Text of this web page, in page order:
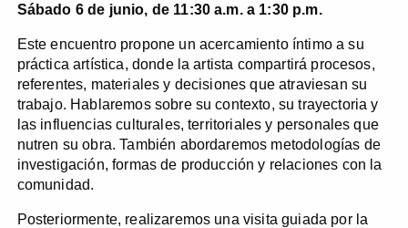
Sábado 6 de junio, de 11:30 a.m. a 1:30 p.m.
Este encuentro propone un acercamiento íntimo a su
práctica artística, donde la artista compartirá procesos,
referentes, materiales y decisiones que atraviesan su
trabajo. Hablaremos sobre su contexto, su trayectoria y
las influencias culturales, territoriales y personales que
nutren su obra. También abordaremos metodologías de
investigación, formas de producción y relaciones con la
comunidad.
Posteriormente, realizaremos una visita guiada por la